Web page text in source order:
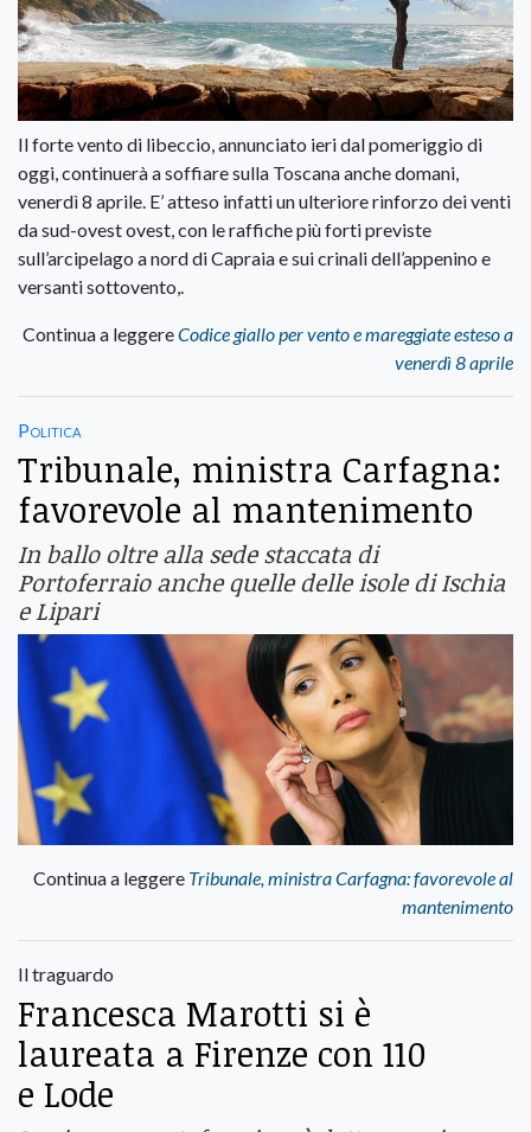
Il forte vento di libeccio, annunciato ieri dal pomeriggio di
oggi, continuerà a soffiare sulla Toscana anche domani,
venerdì 8 aprile. E’ atteso infatti un ulteriore rinforzo dei venti
da sud-ovest ovest, con le raffiche più forti previste
sull’arcipelago a nord di Capraia e sui crinali dell’appenino e
versanti sottovento,.
Continua a leggereCodice giallo per vento e mareggiate esteso a
venerdì 8 aprile
Politica
Tribunale, ministra Carfagna:
favorevole al mantenimento
In ballo oltre alla sede staccata di
Portoferraio anche quelle delle isole di Ischia
e Lipari
Continua a leggere Tribunale, ministra Carfagna: favorevole al
mantenimento
Il traguardo
Francesca Marotti si è
laureata a Firenze con 110
e Lode